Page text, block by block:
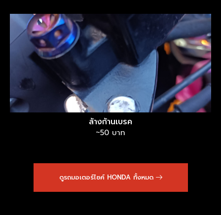
ล้างก้านเบรค
~50 บาท
ดูรถมอเตอร์ไซค์ HONDA ทั้งหมด